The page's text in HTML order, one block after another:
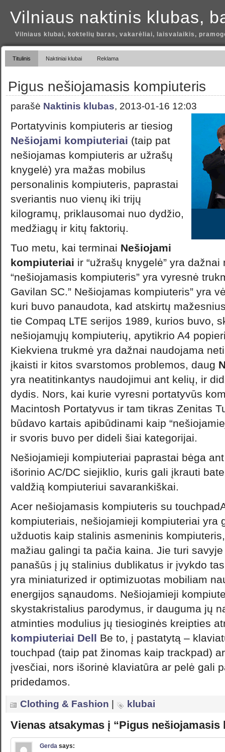
Vilniaus naktinis klubas,
Vilniaus klubai, koktelių baras, vakarėliai, laisvalaikis,
Titulinis Naktiniai klubai Reklama
Pigus nešiojamasis kompiuteris
parašė Naktinis klubas, 2013-01-16 12:03
Portatyvinis kompiuteris ar tiesiog
Nešiojami kompiuteriai (taip pat
nešiojamas kompiuteris ar užrašų
knygelė) yra mažas mobilus
personalinis kompiuteris, paprastai
sveriantis nuo vienų iki trijų
kilogramų, priklausomai nuo dydžio,
medžiagų ir kitų faktorių.
Tuo metu, kai terminai Nešiojami
kompiuteriai ir “užrašų knygelė” yra
“nešiojamasis kompiuteris” yra vyresnė
Gavilan SC.” Nešiojamas kompiuteris” yra
kuri buvo panaudota, kad atskirtų
tie Compaq LTE serijos 1989, kurios buvo,
nešiojamųjų kompiuterių, apytikrio A4
Kiekviena trukmė yra dažnai naudojama
įkaisti ir kitos svarstomos problemos, daug
yra neatitinkantys naudojimui ant kelių, ir
dydis. Nors, kai kurie vyresni portatyvūs
Macintosh Portatyvus ir tam tikras Zenitas
būdavo kartais apibūdinami kaip
ir svoris buvo per dideli šiai kategorijai.
Nešiojamieji kompiuteriai paprastai bėga
išorinio AC/DC siejiklio, kuris gali įkrauti
valdžią kompiuteriui savarankiškai.
Acer nešiojamasis kompiuteris su
kompiuteriais, nešiojamieji kompiuteriai yra
užduotis kaip stalinis asmeninis
mažiau galingi ta pačia kaina. Jie turi
panašūs į jų stalinius dublikatus ir įvykdo
yra miniaturized ir optimizuotas mobiliam
energijos sąnaudoms. Nešiojamieji
skystakristalius parodymus, ir dauguma jų
atminties modulius jų tiesioginės kreipties
kompiuteriai Dell Be to, į pastatytą –
touchpad (taip pat žinomas kaip trackpad)
įvesčiai, nors išorinė klaviatūra ar pelė gali
pridedamos.
Clothing & Fashion klubai
Vienas atsakymas į “Pigus nešiojamasis
Gerda says: